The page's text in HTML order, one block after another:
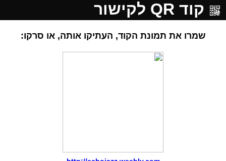
קוד QR לקישור
שמרו את תמונת הקוד, העתיקו אותה, או סרקו: